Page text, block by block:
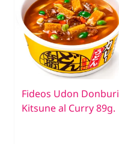
Fideos Udon Donburi
Kitsune al Curry 89g.